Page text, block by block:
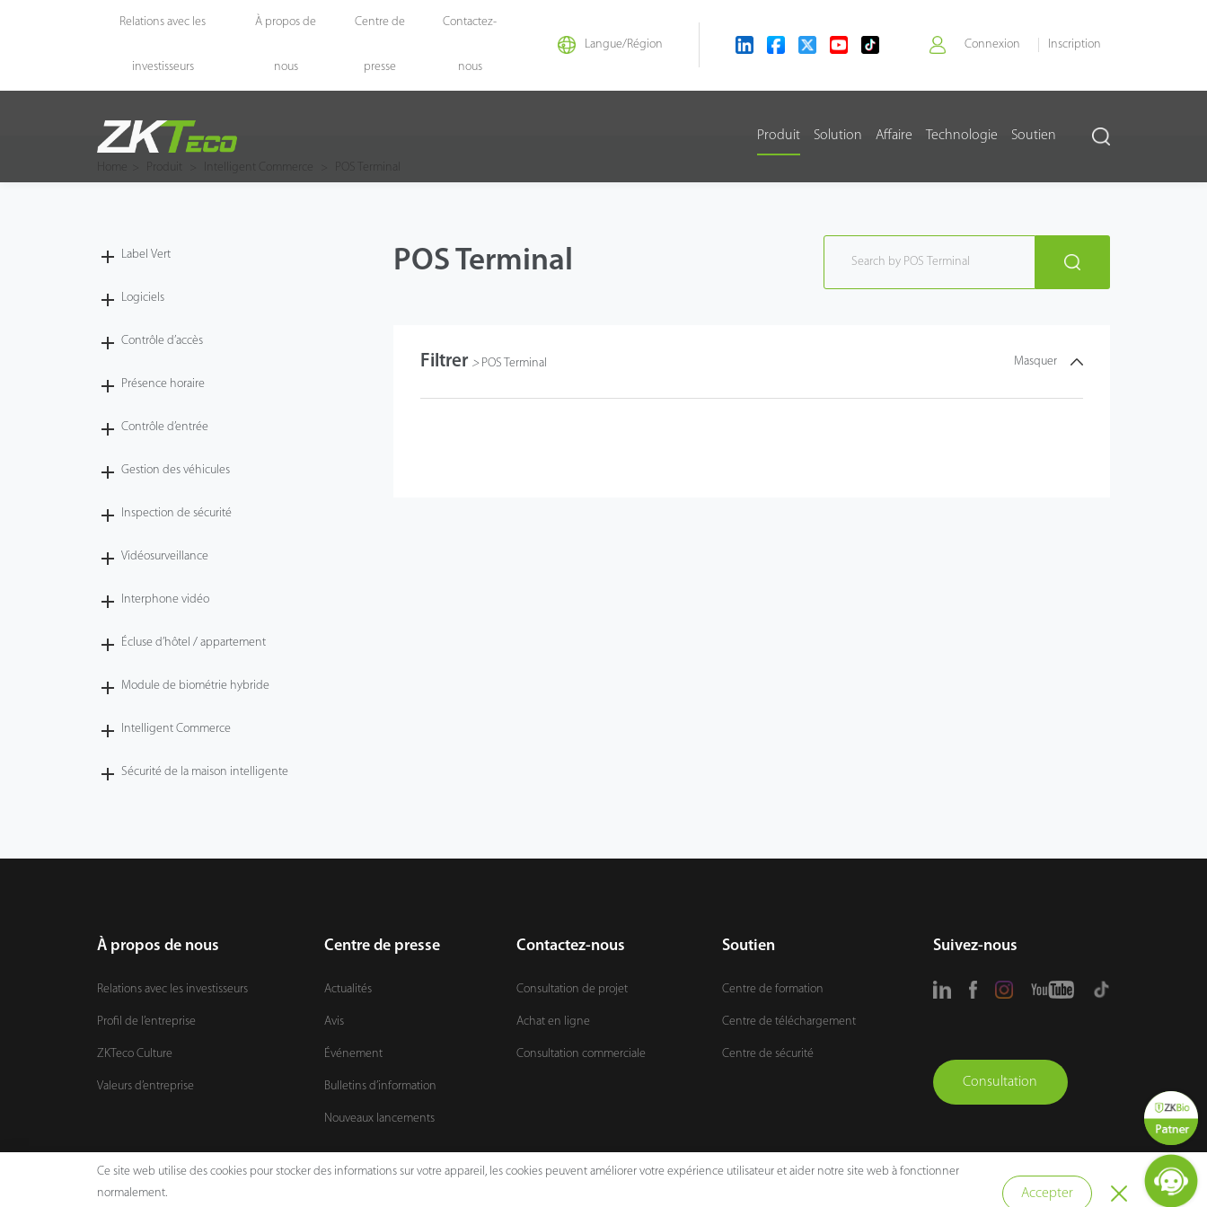
Relations avec les
investisseurs
À propos de
nous
Centre de
presse
Contactez-
nous
Langue/Région Connexion Inscription
Produit Solution Affaire Technologie Soutien
Home Produit Intelligent Commerce POS Terminal
Label Vert
Logiciels
Contrôle d’accès
Présence horaire
Contrôle d’entrée
Gestion des véhicules
Inspection de sécurité
Vidéosurveillance
Interphone vidéo
Écluse d’hôtel / appartement
Module de biométrie hybride
Intelligent Commerce
Sécurité de la maison intelligente
POS Terminal
Filtrer > POS Terminal Masquer
À propos de nous
Relations avec les investisseurs
Profil de l’entreprise
ZKTeco Culture
Valeurs d’entreprise
Centre de presse
Actualités
Avis
Événement
Bulletins d’information
Nouveaux lancements
Contactez-nous
Consultation de projet
Achat en ligne
Consultation commerciale
Soutien
Centre de formation
Centre de téléchargement
Centre de sécurité
Suivez-nous
Consultation
Politique des cookies
Ce site web utilise des cookies pour stocker des informations sur votre appareil, les cookies peuvent améliorer votre expérience utilisateur et aider notre site web à fonctionner
normalement.
Accepter